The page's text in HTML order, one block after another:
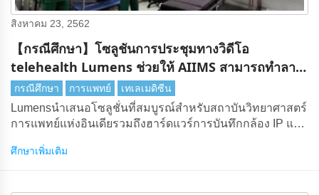
สิงหาคม 23, 2562
【กรณีศึกษา】โซลูชันการประชุมทางวิดีโอ
telehealth Lumens ช่วยให้ AIIMS สามารถทําลาย
ข้อ จํากัด ทางภูมิศาสตร์ได้
กรณีศึกษา การแพทย์ เทเลเมดิซีน
Lumensนําเสนอโซลูชั่นที่สมบูรณ์สําหรับสถาบันวิทยาศาสตร์
การแพทย์แห่งอินเดียรวมถึงฮาร์ดแวร์การบันทึกกล้อง IP และ
ศึกษาเพิ่มเติม